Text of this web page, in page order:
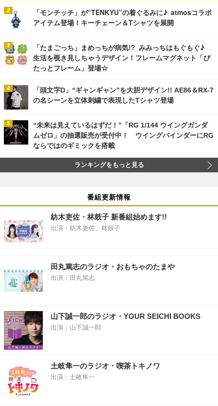
「モンチッチ」が“TENKYU”の着ぐるみに♪ atmosコラボ
アイテム登場！キーチェーン＆Tシャツを展開
「たまごっち」まめっちが病気!? みみっちはもぐもぐ♪
生活を覗き見しちゃうデザイン！フレームマグネット「ぴ
たっとフレーム」登場☆
「頭文字D」“ギャンギャン”を大胆デザイン!! AE86＆RX-7
の名シーンを立体刺繍で表現したTシャツ登場
“未来は見えているはずだ！”「RG 1/144 ウイングガンダ
ムゼロ」の抽選販売が受付中！ ウイングバインダーにRG
ならではのギミックを搭載
ランキングをもっと見る
番組更新情報
紡木吏佐・林鼓子 新番組始めます!!
出演：紡木吏佐、林鼓子
田丸篤志のラジオ・おもちゃのたまや
出演：田丸篤志
山下誠一郎のラジオ・YOUR SEICHI BOOKS
出演：山下誠一郎
土岐隼一のラジオ・喫茶トキノワ
出演：土岐隼一